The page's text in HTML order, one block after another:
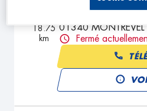
18.75
km
01340 MONTREVEL
Fermé